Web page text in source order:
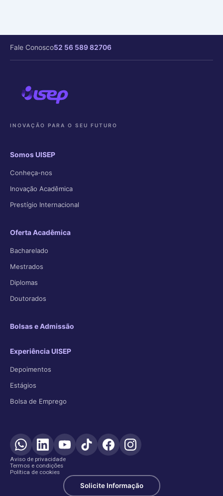
Fale Conosco52 56 589 82706
INOVAÇÃO PARA O SEU FUTURO
Somos UISEP
Conheça-nos
Inovação Acadêmica
Prestígio Internacional
Oferta Acadêmica
Bacharelado
Mestrados
Diplomas
Doutorados
Bolsas e Admissão
Experiência UISEP
Depoimentos
Estágios
Bolsa de Emprego
Aviso de privacidade
Termos e condições
Política de cookies
Solicite Informação